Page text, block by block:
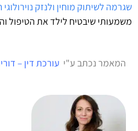
שגרמה לשיתוק מוחין ולנזק
משמעותי שיבטיח לילד את הטיפול
המאמר נכתב ע"י עורכת דין –